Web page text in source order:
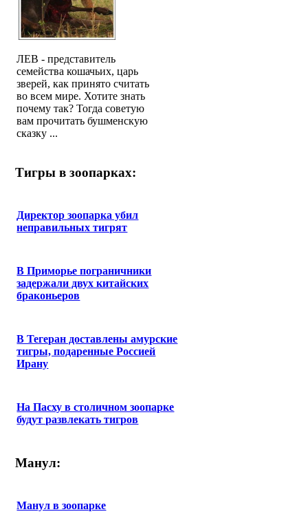
ЛЕВ - представитель
семейства кошачьих, царь
зверей, как принято считать
во всем мире. Хотите знать
почему так? Тогда советую
вам прочитать бушменскую
сказку ...
Тигры в зоопарках:
Директор зоопарка убил
неправильных тигрят
В Приморье пограничники
задержали двух китайских
браконьеров
В Тегеран доставлены амурские
тигры, подаренные Россией
Ирану
На Пасху в столичном зоопарке
будут развлекать тигров
Манул:
Манул в зоопарке